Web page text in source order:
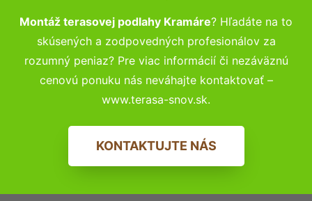
Montáž terasovej podlahy Kramáre? Hľadáte na to
skúsených a zodpovedných profesionálov za
rozumný peniaz? Pre viac informácií či nezáväznú
cenovú ponuku nás neváhajte kontaktovať –
www.terasa-snov.sk.
KONTAKTUJTE NÁS